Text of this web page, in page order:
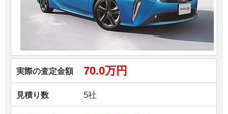
実際の査定金額 70.0万円
見積り数 5社